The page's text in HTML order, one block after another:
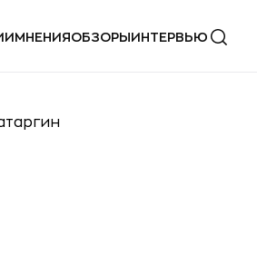
МНЕНИЯ ОБЗОРЫ ИНТЕРВЬЮ